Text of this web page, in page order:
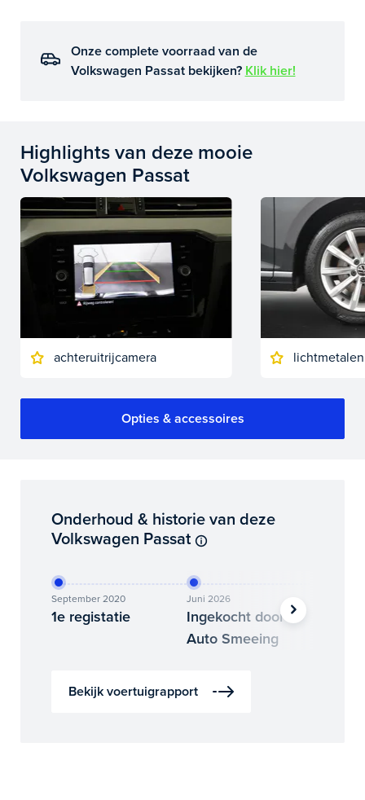
Onze complete voorraad van de
Volkswagen Passat bekijken? Klik hier!
Highlights van deze mooie
Volkswagen Passat
achteruitrijcamera
Opties & accessoires
Onderhoud & historie van deze
Volkswagen Passat
September 2020
1e registatie
Juni 2026
Ingekocht door
Auto Smeeing
Bekijk voertuigrapport